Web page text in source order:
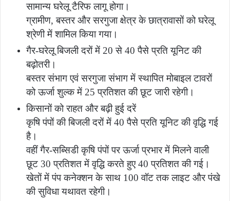
सामान्य घरेलू टैरिफ लागू होगा।
ग्रामीण, बस्तर और सरगुजा क्षेत्र के छात्रावासों को घरेलू
श्रेणी में शामिल किया गया।
गैर-घरेलू बिजली दरों में 20 से 40 पैसे प्रति यूनिट की
बढ़ोतरी।
बस्तर संभाग एवं सरगुजा संभाग में स्थापित मोबाइल टावरों
को ऊर्जा शुल्क में 25 प्रतिशत की छूट जारी रहेगी।
किसानों को राहत और बढ़ी हुई दरें
कृषि पंपों की बिजली दरों में 40 पैसे प्रति यूनिट की वृद्धि गई
है।
वहीं गैर-सब्सिडी कृषि पंपों पर ऊर्जा प्रभार में मिलने वाली
छूट 30 प्रतिशत में वृद्धि करते हुए 40 प्रतिशत की गई।
खेतों में पंप कनेक्शन के साथ 100 वॉट तक लाइट और पंखे
की सुविधा यथावत रहेगी।